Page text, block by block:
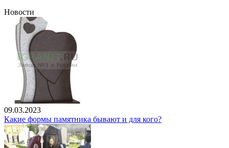
Новости
09.03.2023
Какие формы памятника бывают и для кого?